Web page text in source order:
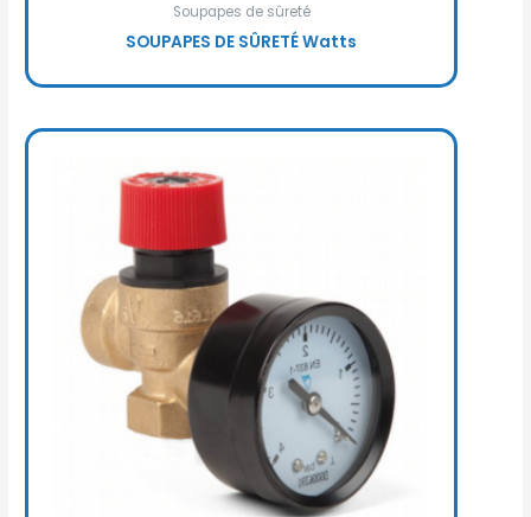
Soupapes de sûreté
SOUPAPES DE SÛRETÉ Watts